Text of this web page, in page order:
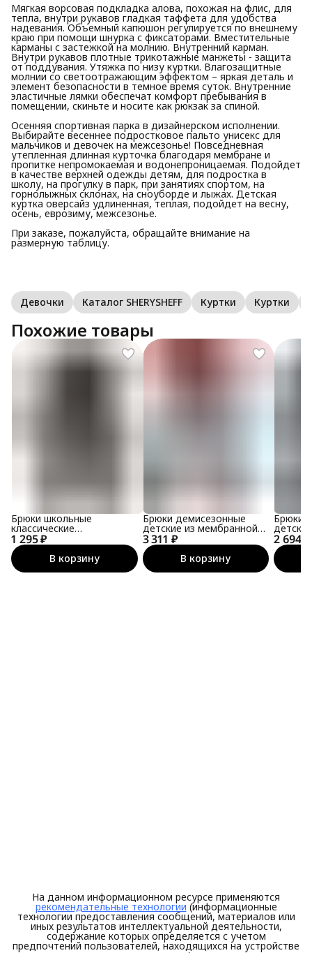
Мягкая ворсовая подкладка алова, похожая на флис, для
тепла, внутри рукавов гладкая таффета для удобства
надевания. Объемный капюшон регулируется по внешнему
краю при помощи шнурка с фиксаторами. Вместительные
карманы с застежкой на молнию. Внутренний карман.
Внутри рукавов плотные трикотажные манжеты - защита
от поддувания. Утяжка по низу куртки. Влагозащитные
молнии со светоотражающим эффектом – яркая деталь и
элемент безопасности в темное время суток. Внутренние
эластичные лямки обеспечат комфорт пребывания в
помещении, скиньте и носите как рюкзак за спиной.
Осенняя спортивная парка в дизайнерском исполнении.
Выбирайте весеннее подростковое пальто унисекс для
мальчиков и девочек на межсезонье! Повседневная
утепленная длинная курточка благодаря мембране и
пропитке непромокаемая и водонепроницаемая. Подойдет
в качестве верхней одежды детям, для подростка в
школу, на прогулку в парк, при занятиях спортом, на
горнолыжных склонах, на сноуборде и лыжах. Детская
куртка оверсайз удлиненная, теплая, подойдет на весну,
осень, еврозиму, межсезонье.
При заказе, пожалуйста, обращайте внимание на
размерную таблицу.
Девочки Каталог SHERYSHEFF Куртки Куртки
Похожие товары
1 295 ₽
Брюки школьные
классические
праздничные
В корзину
3 311 ₽
Брюки демисезонные
детские из мембранной
ткани
В корзину
2 694 ₽
Брюки
ткани
На данном информационном ресурсе применяются
рекомендательные технологии (информационные
технологии предоставления сообщений, материалов или
иных результатов интеллектуальной деятельности,
содержание которых определяется с учетом
предпочтений пользователей, находящихся на устройстве